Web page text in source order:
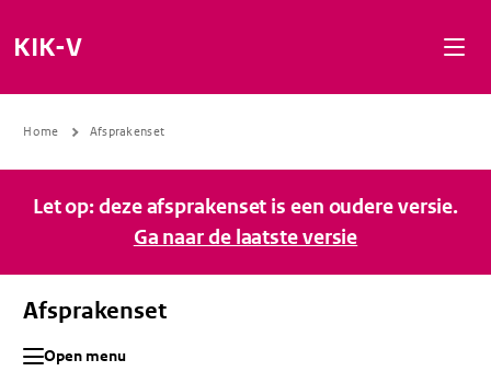
KIK-V
Home Afsprakenset
Let op: deze afsprakenset is een oudere versie.
Ga naar de laatste versie
Afsprakenset
Open menu